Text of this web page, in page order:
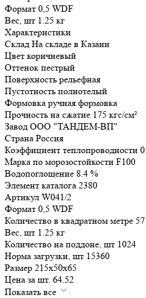
Формат 0,5 WDF
Вес, шт 1.25 кг
Характеристики
Склад На складе в Казани
Цвет коричневый
Оттенок пестрый
Поверхность рельефная
Пустотность полнотелый
Формовка ручная формовка
Прочность на сжатие 175 кгс/см²
Завод ООО "ТАНДЕМ-ВП"
Страна Россия
Коэффициент теплопроводности
Марка по морозостойкости F100
Водопоглощение 8.4 %
Элемент каталога 2380
Артикул W041/2
Формат 0,5 WDF
Количество в квадратном метре 57
Вес, шт 1.25 кг
Количество на поддоне, шт 1024
Норма загрузки, шт 15360
Размер 215x50x65
Цена за шт. 64.52
Показать все